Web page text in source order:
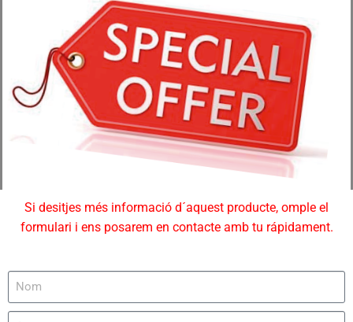
Si desitjes més informació d´aquest producte, omple el
formulari i ens posarem en contacte amb tu rápidament.